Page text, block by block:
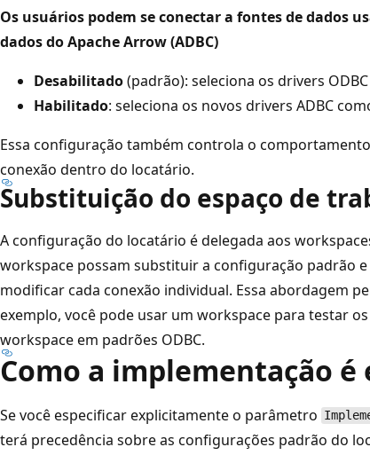
Os usuários podem se conectar a fontes de dados
dados do Apache Arrow (ADBC)
Desabilitado(padrão): seleciona os drivers
Habilitado: seleciona os novos drivers ADBC
Essa configuração também controla o comportamento
conexão dentro do locatário.
Substituição do espaço de
A configuração do locatário é delegada aos
workspace possam substituir a configuração padrão
modificar cada conexão individual. Essa abordagem
exemplo, você pode usar um workspace para testar
workspace em padrões ODBC.
Como a implementação é
Se você especificar explicitamente o parâmetro
terá precedência sobre as configurações padrão do